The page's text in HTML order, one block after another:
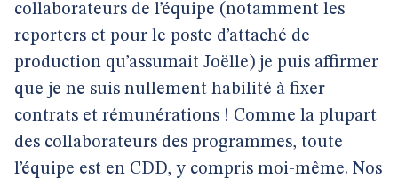
collaborateurs de l’équipe (notamment les
reporters et pour le poste d’attaché de
production qu’assumait Joëlle) je puis affirmer
que je ne suis nullement habilité à fixer
contrats et rémunérations ! Comme la plupart
des collaborateurs des programmes, toute
l’équipe est en CDD, y compris moi-même. Nos